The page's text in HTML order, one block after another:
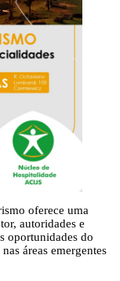
oferece uma
autoridades e
oportunidades do
áreas emergentes